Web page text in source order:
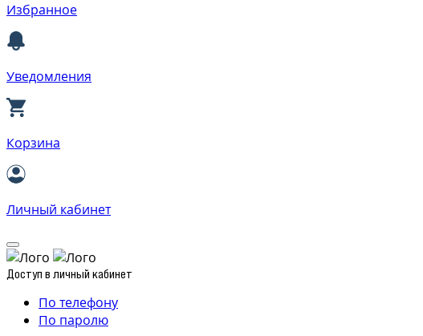
Избранное
Уведомления
Корзина
Личный кабинет
Доступ в личный кабинет
По телефону
По паролю